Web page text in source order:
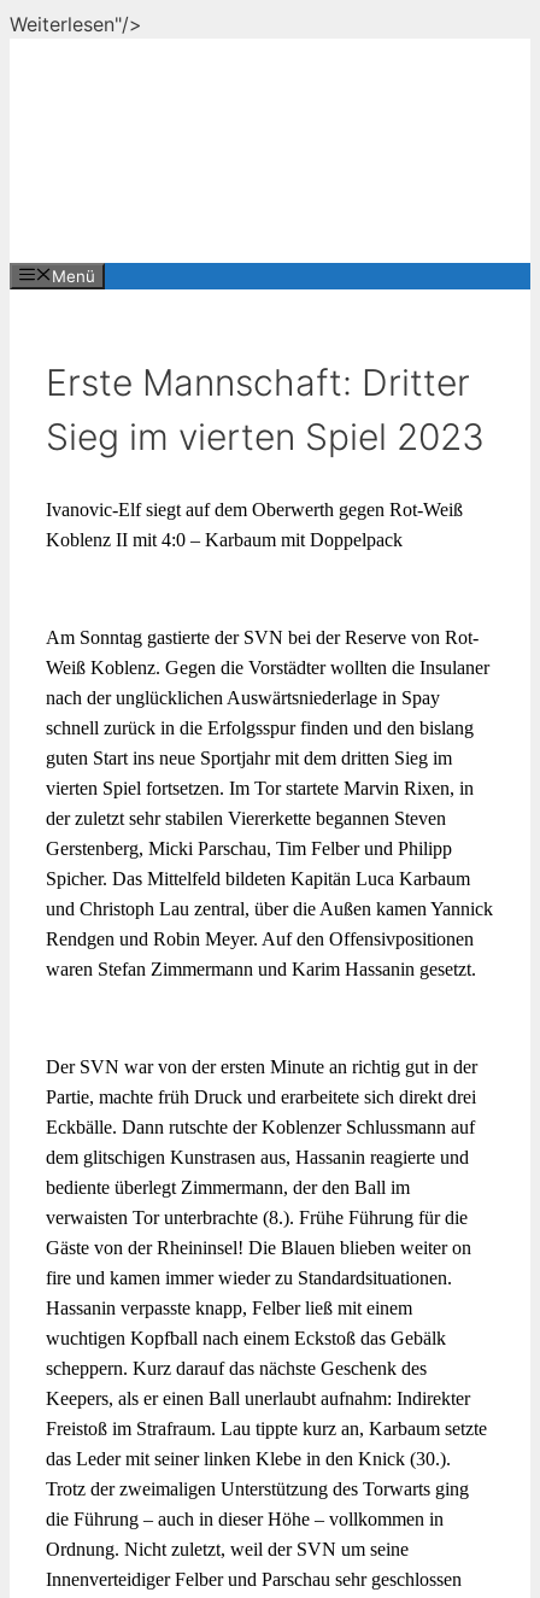
Weiterlesen"/>
Menü
Erste Mannschaft: Dritter
Sieg im vierten Spiel 2023
Ivanovic-Elf siegt auf dem Oberwerth gegen Rot-Weiß
Koblenz II mit 4:0 – Karbaum mit Doppelpack
Am Sonntag gastierte der SVN bei der Reserve von Rot-
Weiß Koblenz. Gegen die Vorstädter wollten die Insulaner
nach der unglücklichen Auswärtsniederlage in Spay
schnell zurück in die Erfolgsspur finden und den bislang
guten Start ins neue Sportjahr mit dem dritten Sieg im
vierten Spiel fortsetzen. Im Tor startete Marvin Rixen, in
der zuletzt sehr stabilen Viererkette begannen Steven
Gerstenberg, Micki Parschau, Tim Felber und Philipp
Spicher. Das Mittelfeld bildeten Kapitän Luca Karbaum
und Christoph Lau zentral, über die Außen kamen Yannick
Rendgen und Robin Meyer. Auf den Offensivpositionen
waren Stefan Zimmermann und Karim Hassanin gesetzt.
Der SVN war von der ersten Minute an richtig gut in der
Partie, machte früh Druck und erarbeitete sich direkt drei
Eckbälle. Dann rutschte der Koblenzer Schlussmann auf
dem glitschigen Kunstrasen aus, Hassanin reagierte und
bediente überlegt Zimmermann, der den Ball im
verwaisten Tor unterbrachte (8.). Frühe Führung für die
Gäste von der Rheininsel! Die Blauen blieben weiter on
fire und kamen immer wieder zu Standardsituationen.
Hassanin verpasste knapp, Felber ließ mit einem
wuchtigen Kopfball nach einem Eckstoß das Gebälk
scheppern. Kurz darauf das nächste Geschenk des
Keepers, als er einen Ball unerlaubt aufnahm: Indirekter
Freistoß im Strafraum. Lau tippte kurz an, Karbaum setzte
das Leder mit seiner linken Klebe in den Knick (30.).
Trotz der zweimaligen Unterstützung des Torwarts ging
die Führung – auch in dieser Höhe – vollkommen in
Ordnung. Nicht zuletzt, weil der SVN um seine
Innenverteidiger Felber und Parschau sehr geschlossen